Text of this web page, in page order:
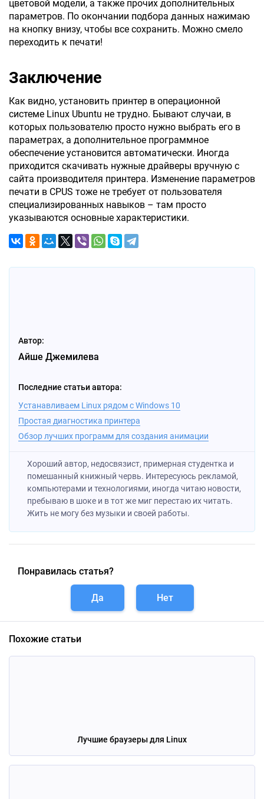
цветовой модели, а также прочих дополнительных
параметров. По окончании подбора данных нажимаю
на кнопку внизу, чтобы все сохранить. Можно смело
переходить к печати!
Заключение
Как видно, установить принтер в операционной
системе Linux Ubuntu не трудно. Бывают случаи, в
которых пользователю просто нужно выбрать его в
параметрах, а дополнительное программное
обеспечение установится автоматически. Иногда
приходится скачивать нужные драйверы вручную с
сайта производителя принтера. Изменение параметров
печати в CPUS тоже не требует от пользователя
специализированных навыков – там просто
указываются основные характеристики.
Автор:
Айше Джемилева
Последние статьи автора:
Устанавливаем Linux рядом с Windows 10
Простая диагностика принтера
Обзор лучших программ для создания анимации
Хороший автор, недосвязист, примерная студентка и
помешанный книжный червь. Интересуюсь рекламой,
компьютерами и технологиями, иногда читаю новости,
пребываю в шоке и в тот же миг перестаю их читать.
Жить не могу без музыки и своей работы.
Понравилась статья?
Да Нет
Похожие статьи
Лучшие браузеры для Linux